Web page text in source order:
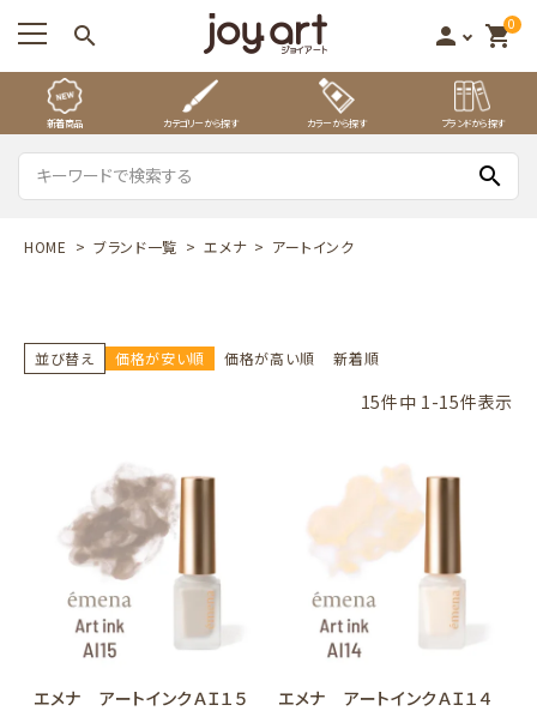
search person 0
shopping_cart
新着商品 カテゴリーから探す カラーから探す ブランドから探す
search
HOME ブランド一覧 エメナ アートインク
並び替え 価格が安い順 価格が高い順 新着順
15件中 1-15件表示
エメナ アートインクＡＩ１５ エメナ アートインクＡＩ１４